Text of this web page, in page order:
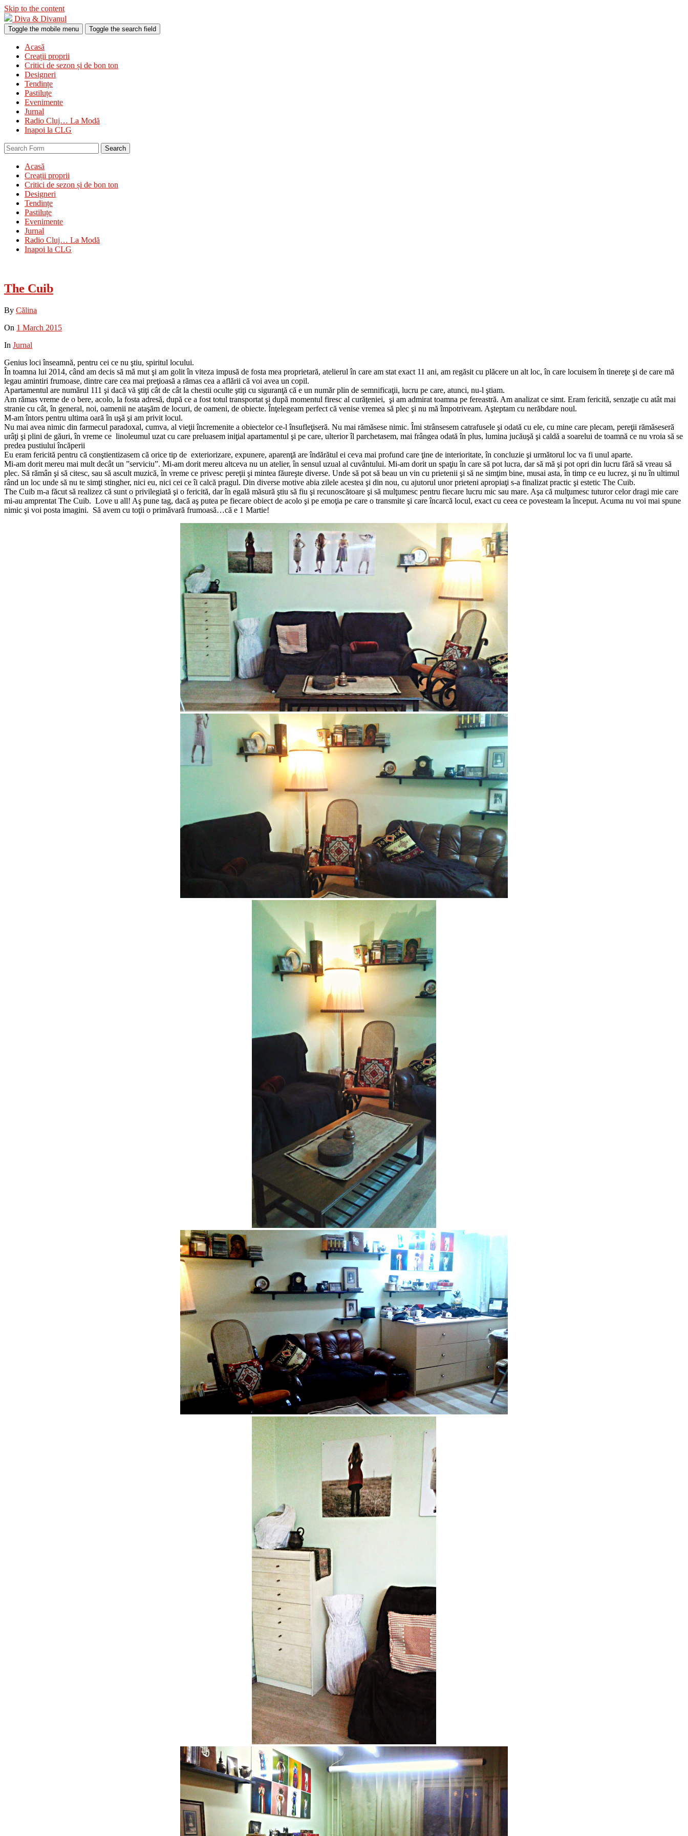
Skip to the content
Diva & Divanul
Toggle the mobile menu Toggle the search field
Acasă
Creații proprii
Critici de sezon și de bon ton
Designeri
Tendințe
Pastiluțe
Evenimente
Jurnal
Radio Cluj… La Modă
Inapoi la CLG
Search
Acasă
Creații proprii
Critici de sezon și de bon ton
Designeri
Tendințe
Pastiluțe
Evenimente
Jurnal
Radio Cluj… La Modă
Inapoi la CLG
The Cuib
By Călina
On 1 March 2015
In Jurnal
Genius loci înseamnă, pentru cei ce nu ştiu, spiritul locului.
În toamna lui 2014, când am decis să mă mut şi am golit în viteza impusă de fosta mea proprietară, atelierul în care am stat exact 11 ani, am regăsit cu plăcere un alt loc, în care locuisem în tinereţe şi de care mă
legau amintiri frumoase, dintre care cea mai preţioasă a rămas cea a aflării că voi avea un copil.
Apartamentul are numărul 111 şi dacă vă ştiţi cât de cât la chestii oculte ştiţi cu siguranţă că e un număr plin de semnificaţii, lucru pe care, atunci, nu-l ştiam.
Am rămas vreme de o bere, acolo, la fosta adresă, după ce a fost totul transportat şi după momentul firesc al curăţeniei, şi am admirat toamna pe fereastră. Am analizat ce simt. Eram fericită, senzaţie cu atât mai
stranie cu cât, în general, noi, oamenii ne ataşăm de locuri, de oameni, de obiecte. Înţelegeam perfect că venise vremea să plec şi nu mă împotriveam. Aşteptam cu nerăbdare noul.
M-am întors pentru ultima oară în uşă şi am privit locul.
Nu mai avea nimic din farmecul paradoxal, cumva, al vieţii încremenite a obiectelor ce-l însufleţiseră. Nu mai rămăsese nimic. Îmi strânsesem catrafusele şi odată cu ele, cu mine care plecam, pereţii rămăseseră
urâţi şi plini de găuri, în vreme ce linoleumul uzat cu care preluasem iniţial apartamentul şi pe care, ulterior îl parchetasem, mai frângea odată în plus, lumina jucăuşă şi caldă a soarelui de toamnă ce nu vroia să se
predea pustiului încăperii
Eu eram fericită pentru că conştientizasem că orice tip de exteriorizare, expunere, aparenţă are îndărătul ei ceva mai profund care ţine de interioritate, în concluzie şi următorul loc va fi unul aparte.
Mi-am dorit mereu mai mult decât un ”serviciu”. Mi-am dorit mereu altceva nu un atelier, în sensul uzual al cuvântului. Mi-am dorit un spaţiu în care să pot lucra, dar să mă şi pot opri din lucru fără să vreau să
plec. Să rămân şi să citesc, sau să ascult muzică, în vreme ce privesc pereţii şi mintea făureşte diverse. Unde să pot să beau un vin cu prietenii şi să ne simţim bine, musai asta, în timp ce eu lucrez, şi nu în ultimul
rând un loc unde să nu te simţi stingher, nici eu, nici cei ce îi calcă pragul. Din diverse motive abia zilele acestea şi din nou, cu ajutorul unor prieteni apropiaţi s-a finalizat practic şi estetic The Cuib.
The Cuib m-a făcut să realizez că sunt o privilegiată şi o fericită, dar în egală măsură ştiu să fiu şi recunoscătoare şi să mulţumesc pentru fiecare lucru mic sau mare. Aşa că mulţumesc tuturor celor dragi mie care
mi-au amprentat The Cuib. Love u all! Aş pune tag, dacă aş putea pe fiecare obiect de acolo şi pe emoţia pe care o transmite şi care încarcă locul, exact cu ceea ce povesteam la început. Acuma nu voi mai spune
nimic şi voi posta imagini. Să avem cu toţii o primăvară frumoasă…că e 1 Martie!